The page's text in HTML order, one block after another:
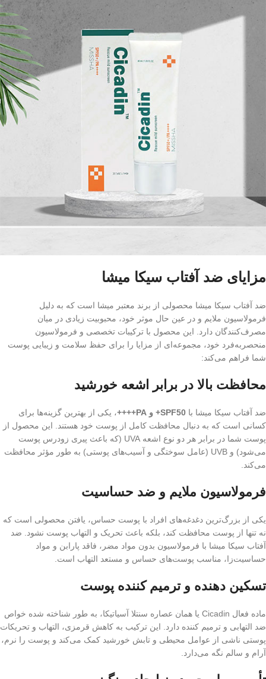
مزایای ضد آفتاب سیکا میشا
ضد آفتاب سیکا میشا محصولی از برند معتبر میشا است که به دلیل
فرمولاسیون ملایم و در عین حال موثر خود، محبوبیت زیادی در میان
مصرف‌کنندگان دارد. این محصول با ترکیبات تخصصی و فرمولاسیون
منحصربه‌فرد خود، مجموعه‌ای از مزایا را برای حفظ سلامت و زیبایی پوست
شما فراهم می‌کند:
محافظت بالا در برابر اشعه خورشید
ضد آفتاب سیکا میشا با SPF50+ و PA++++
، یکی از بهترین گزینه‌ها برای
کسانی است که به دنبال محافظت کامل از پوست خود هستند. این محصول از
پوست شما در برابر هر دو نوع اشعه UVA (که باعث پیری زودرس پوست
می‌شود) و UVB (عامل سوختگی و آسیب‌های پوستی) به طور مؤثر محافظت
می‌کند.
فرمولاسیون ملایم و ضد حساسیت
یکی از بزرگ‌ترین دغدغه‌های افراد با پوست حساس، یافتن محصولی است که
نه تنها از پوست محافظت کند، بلکه باعث تحریک و التهاب پوست نشود. ضد
آفتاب سیکا میشا با فرمولاسیون بدون مواد مضر، فاقد پارابن و مواد
حساسیت‌زا، مناسب پوست‌های حساس و مستعد التهاب است.
تسکین‌ دهنده و ترمیم‌ کننده پوست
ماده فعال Cicadin یا همان عصاره سنتلا آسیاتیکا، به طور شناخته شده خواص
ضد التهابی و ترمیم‌ کننده دارد. این ترکیب به کاهش قرمزی، التهاب و تحریکات
پوستی ناشی از عوامل محیطی و تابش خورشید کمک می‌کند و پوست را نرم،
آرام و سالم نگه می‌دارد.